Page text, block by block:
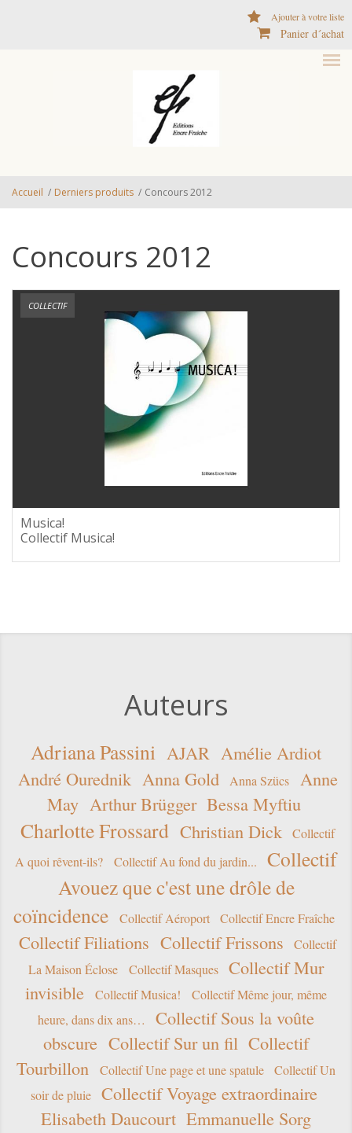
Ajouter à votre liste
Panier d´achat
Accueil / Derniers produits / Concours 2012
Concours 2012
COLLECTIF
Musica!
Collectif Musica!
Auteurs
Adriana Passini AJAR Amélie Ardiot
André Ourednik Anna Gold Anna Szücs
Anne
May Arthur Brügger Bessa Myftiu
Charlotte Frossard Christian Dick
Collectif
A quoi rêvent-ils?
Collectif Au fond du jardin...
Collectif
Avouez que c'est une drôle de
coïncidence
Collectif Aéroport Collectif Encre Fraîche
Collectif Filiations Collectif Frissons
Collectif
La Maison Éclose
Collectif Masques
Collectif Mur
invisible
Collectif Musica!
Collectif Même jour, même
heure, dans dix ans…
Collectif Sous la voûte
obscure Collectif Sur un fil Collectif
Tourbillon
Collectif Une page et une spatule
Collectif Un
soir de pluie
Collectif Voyage extraordinaire
Elisabeth Daucourt Emmanuelle Sorg